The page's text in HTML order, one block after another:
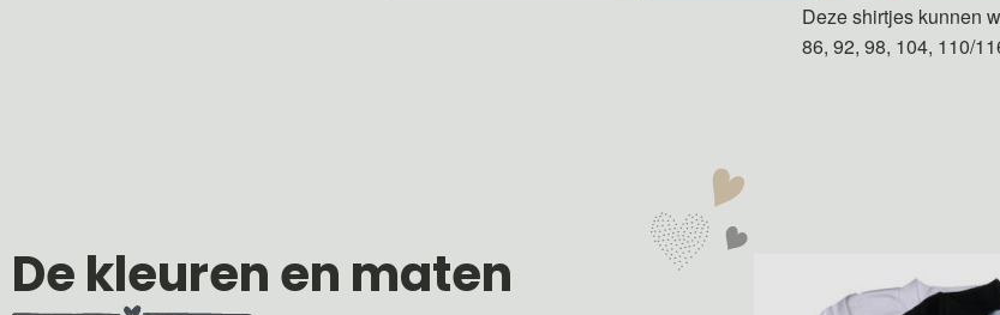
Deze shirtjes kunnen
86, 92, 98, 104, 110/
De kleuren en maten